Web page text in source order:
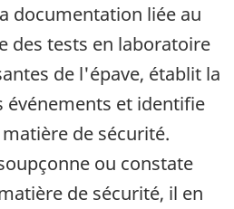
documentation liée au
des tests en laboratoire
de l'épave, établit la
événements et identifie
de sécurité.
ou constate
de sécurité, il en